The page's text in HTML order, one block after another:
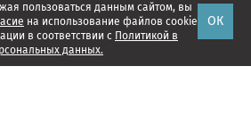
пользоваться данным сайтом, вы
на использование файлов cookie
в соответствии с Политикой в
данных.
ОК